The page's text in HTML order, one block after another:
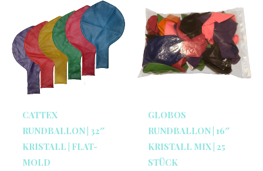
CATTEX
RUNDBALLON | 32″
KRISTALL | FLAT-
MOLD
GLOBOS
RUNDBALLON | 16″
KRISTALL MIX | 25
STÜCK